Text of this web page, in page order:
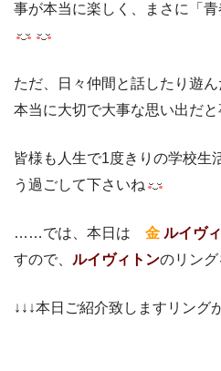
事が本当に楽しく、まさに「
ただ、日々仲間と話したり遊
本当に大切で大事な思い出だと
皆様も人生で1度きりの学校生
う過ごして下さいね
……では、本日は 金 ルイヴ
すので、 ルイヴィトンのリン
↓↓↓本日ご紹介致しますリング